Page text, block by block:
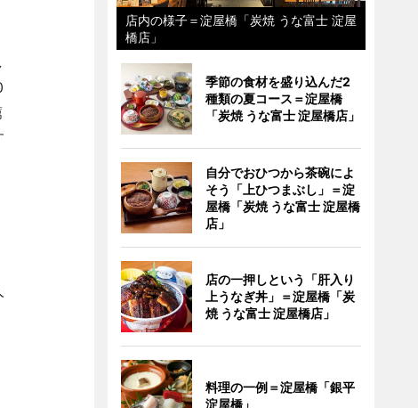
店内の様子＝淀屋橋「炭焼 うな富士 淀屋
橋店」
季節の食材を盛り込んだ2
種類の夏コース＝淀屋橋
「炭焼 うな富士 淀屋橋店」
自分でおひつから茶碗によ
そう「上ひつまぶし」＝淀
屋橋「炭焼 うな富士 淀屋橋
店」
店の一押しという「肝入り
上うなぎ丼」＝淀屋橋「炭
焼 うな富士 淀屋橋店」
料理の一例＝淀屋橋「銀平
淀屋橋」